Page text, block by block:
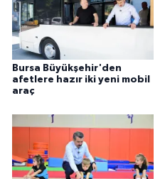
Bursa Büyükşehir'den
afetlere hazır iki yeni mobil
araç